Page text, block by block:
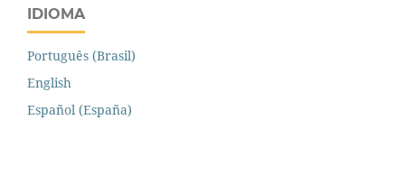
IDIOMA
Português (Brasil)
English
Español (España)